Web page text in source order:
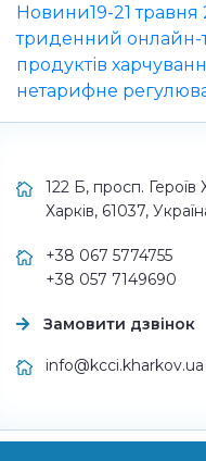
Новини19-21
триденний онлайн-
продуктів
нетарифне
122 Б, просп.
Харків, 61037,
+38 067 5774755
+38 057 7149690
Замовити дзвінок
info@kcci.kharkov.ua